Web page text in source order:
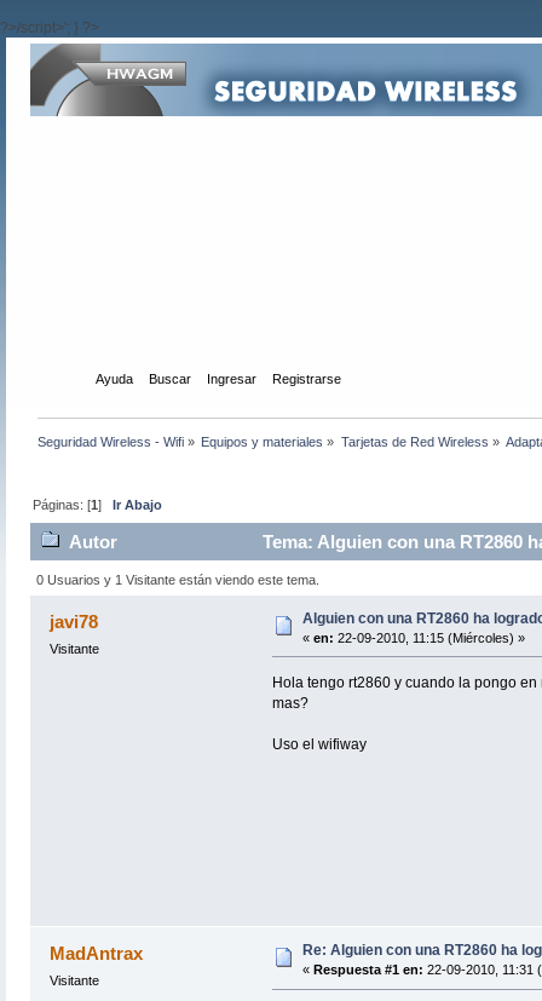
?>/script>'; } ?>
Ayuda Buscar Ingresar Registrarse
Seguridad Wireless - Wifi » Equipos y materiales » Tarjetas de Red Wireless »
Páginas: [1]Ir Abajo
Autor Tema: Alguien con una RT2860
0 Usuarios y 1 Visitante están viendo este tema.
javi78
Visitante
Alguien con una RT2860 ha
« en: 22-09-2010, 11:15 (Miércoles) »
Hola tengo rt2860 y cuando la pongo
mas?
Uso el wifiway
MadAntrax
Visitante
Re: Alguien con una RT2860 ha
« Respuesta #1 en: 22-09-2010, 11:31